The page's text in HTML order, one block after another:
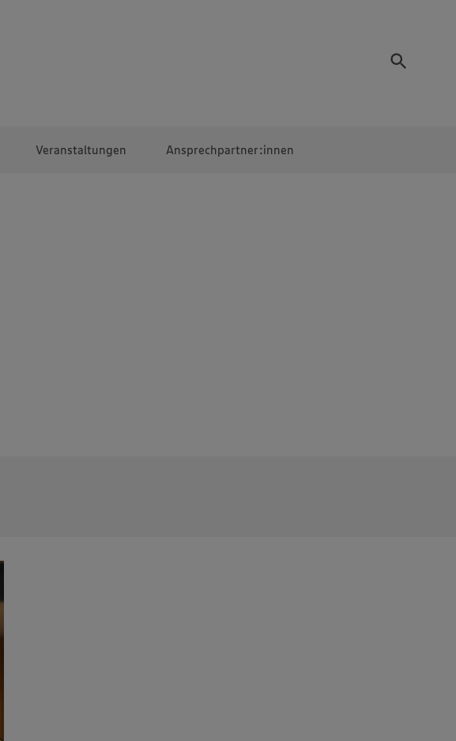
Veranstaltungen Ansprechpartner:innen